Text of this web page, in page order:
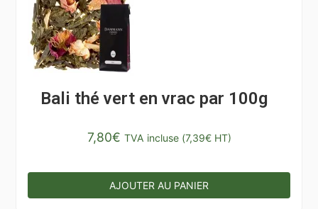
Bali thé vert en vrac par 100g
7,80€ TVA incluse (7,39€HT)
AJOUTER AU PANIER